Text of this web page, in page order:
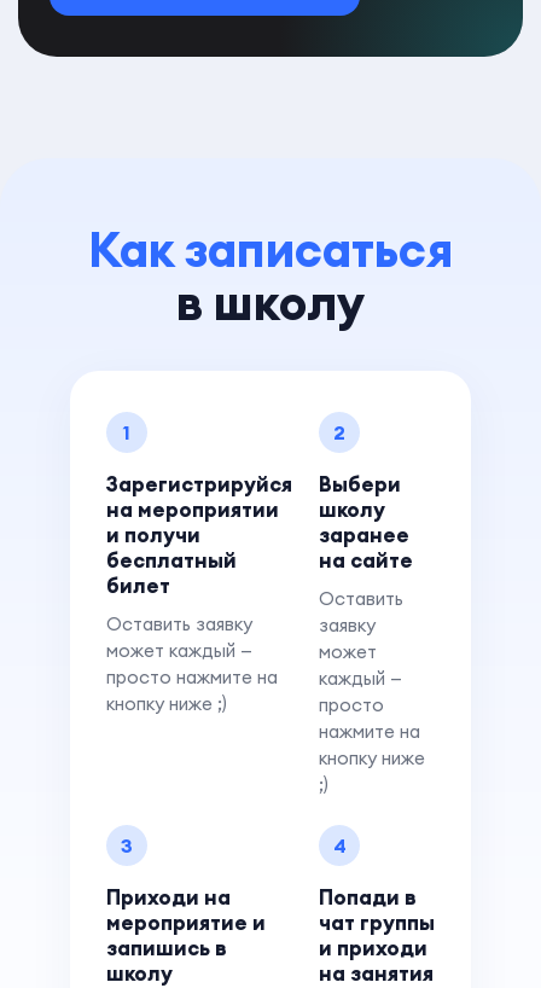
Как записаться
в школу
1
Зарегистрируйся
на мероприятии
и получи
бесплатный
билет
Оставить заявку
может каждый —
просто нажмите на
кнопку ниже ;)
2
Выбери
школу
заранее
на сайте
Оставить
заявку
может
каждый —
просто
нажмите на
кнопку ниже
;)
3
Приходи на
мероприятие и
запишись в
школу
4
Попади в
чат группы
и приходи
на занятия